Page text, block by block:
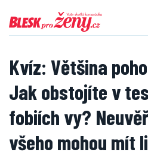
Kvíz: Většina
Jak obstojíte v
fobiích vy?
všeho mohou mít